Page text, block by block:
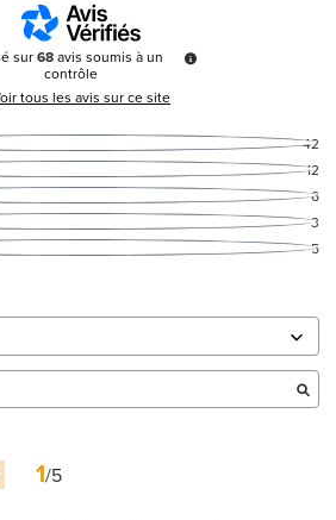
sur68avis soumis à un
contrôle
tous les avis sur ce site
42
12
6
3
5
1/5